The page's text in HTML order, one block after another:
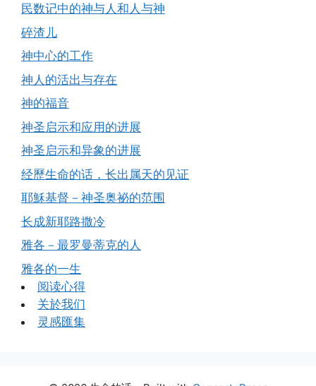
民数记中的神与人和人与神
碎渣儿
神中心的工作
神人的活出与存在
神的福音
神圣启示和应用的进展
神圣启示和异象的进展
经歷生命的话，长出属天的见证
耶穌基督－神圣奥祕的范围
长成新耶路撒冷
雅各－最罗曼蒂克的人
雅各的一生
阅读心得
关於我们
灵感匯集